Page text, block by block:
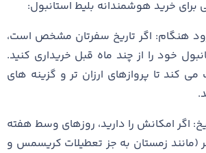
برای خرید هوشمندانه بلیط استانبول:
هنگام: اگر تاریخ سفرتان مشخص است،
خود را از چند ماه قبل خریداری کنید.
‌کند تا پروازهای ارزان ‌تر و گزینه ‌های
اگر امکانش را دارید، روزهای وسط هفته
زمستان به جز تعطیلات کریسمس و